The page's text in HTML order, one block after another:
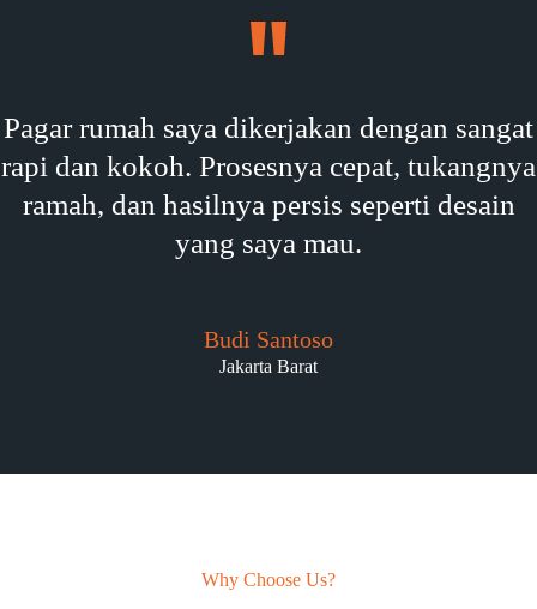
Pagar rumah saya dikerjakan dengan sangat
rapi dan kokoh. Prosesnya cepat, tukangnya
ramah, dan hasilnya persis seperti desain
yang saya mau.
Budi Santoso
Jakarta Barat
Why Choose Us?